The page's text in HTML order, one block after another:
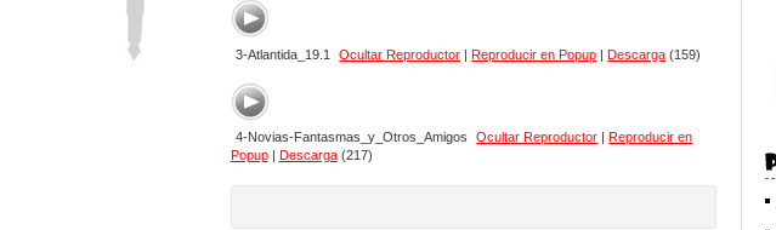
3-Atlantida_19.1 Ocultar Reproductor |Reproducir en Popup |Descarga (159)
4-Novias-Fantasmas_y_Otros_Amigos Ocultar Reproductor |Reproducir en
Popup| Descarga(217)